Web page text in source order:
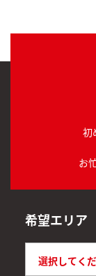
初
お
希望エリア